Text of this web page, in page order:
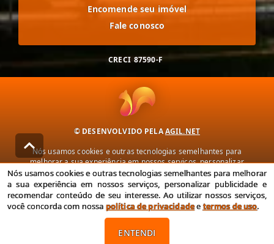
Encomende seu imóvel
Fale conosco
CRECI 87590-F
© DESENVOLVIDO PELAAGIL.NET
Nós usamos cookies e outras tecnologias semelhantes para
melhorar a sua experiência em nossos serviços, personalizar
publicidade e recomendar conteúdo de seu interesse. Ao utilizar
nossos serviços, você concorda com nossa política de privacidade e
termos de uso.
Política de Privacidade Termos de uso
Nós usamos cookies e outras tecnologias semelhantes para melhorar
a sua experiência em nossos serviços, personalizar publicidade e
recomendar conteúdo de seu interesse. Ao utilizar nossos serviços,
você concorda com nossa política de privacidadeetermos de uso.
ENTENDI